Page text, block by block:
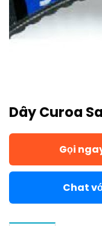
Dây Curoa
Gọi
Chat